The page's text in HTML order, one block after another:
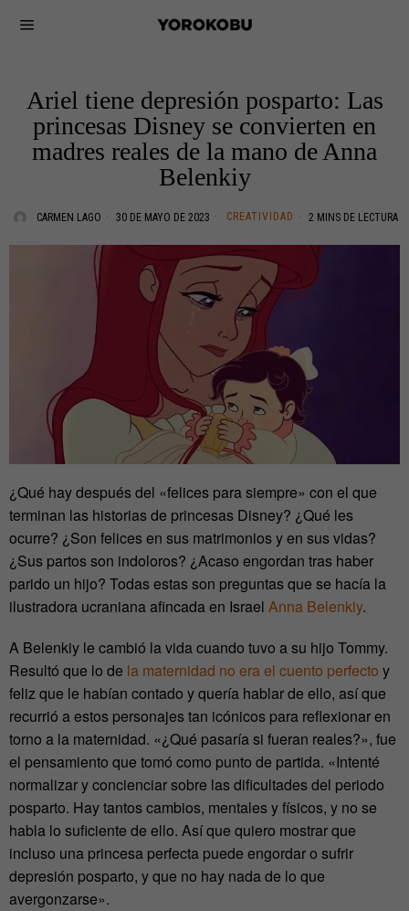
Ariel tiene depresión posparto: Las
princesas Disney se convierten en
madres reales de la mano de Anna
Belenkiy
CARMEN LAGO 30 DE MAYO DE 2023 CREATIVIDAD 2 MINS DE LECTURA
¿Qué hay después del «felices para siempre» con el que
terminan las historias de princesas Disney? ¿Qué les
ocurre? ¿Son felices en sus matrimonios y en sus vidas?
¿Sus partos son indoloros? ¿Acaso engordan tras haber
parido un hijo? Todas estas son preguntas que se hacía la
ilustradora ucraniana afincada en Israel Anna Belenkiy.
A Belenkiy le cambió la vida cuando tuvo a su hijo Tommy.
Resultó que lo de la maternidad no era el cuento perfecto y
feliz que le habían contado y quería hablar de ello, así que
recurrió a estos personajes tan icónicos para reflexionar en
torno a la maternidad. «¿Qué pasaría si fueran reales?», fue
el pensamiento que tomó como punto de partida. «Intenté
normalizar y concienciar sobre las dificultades del periodo
posparto. Hay tantos cambios, mentales y físicos, y no se
habla lo suficiente de ello. Así que quiero mostrar que
incluso una princesa perfecta puede engordar o sufrir
depresión posparto, y que no hay nada de lo que
avergonzarse».